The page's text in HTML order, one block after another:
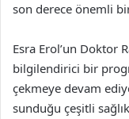
son derece önemli bir
Esra Erol’un Doktor
bilgilendirici bir
çekmeye devam
sunduğu çeşitli